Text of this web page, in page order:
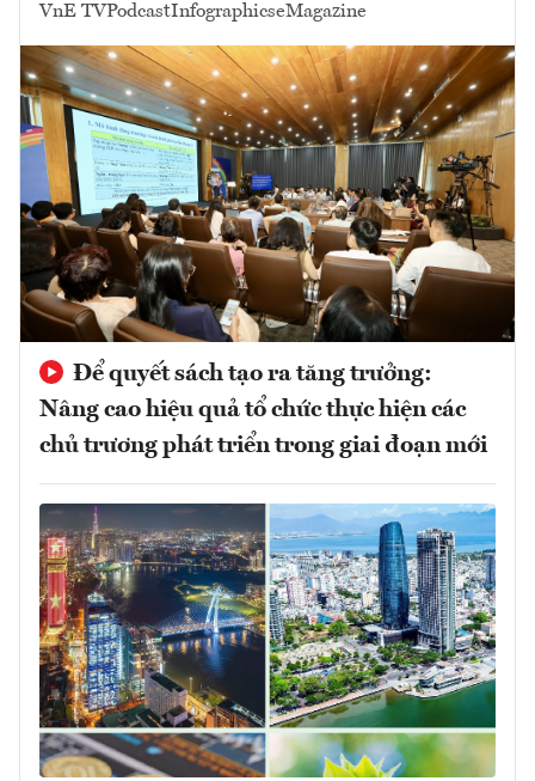
VnE TVPodcastInfographicseMagazine
Để quyết sách tạo ra tăng trưởng:
Nâng cao hiệu quả tổ chức thực hiện các
chủ trương phát triển trong giai đoạn mới